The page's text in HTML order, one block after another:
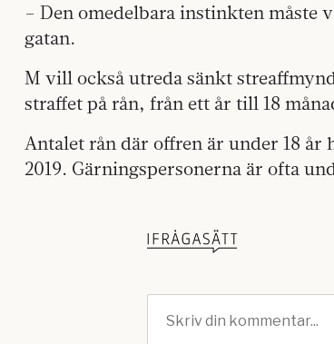
– Den omedelbara instinkten måste
gatan.
M vill också utreda sänkt
straffet på rån, från ett år till 18
Antalet rån där offren är under 18 år
2019. Gärningspersonerna är ofta